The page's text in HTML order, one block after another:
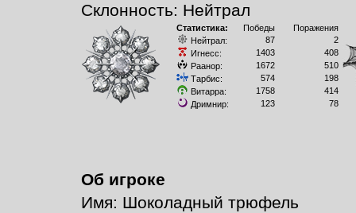
Склонность: Нейтрал
Статистика: Победы
Поражения
Нейтрал:
87
2
Игнесс:
1403
408
Раанор:
1672
510
Тарбис:
574
198
Витарра:
1758
414
Дримнир:
123 78
Об игроке
Имя: Шоколадный трюфель